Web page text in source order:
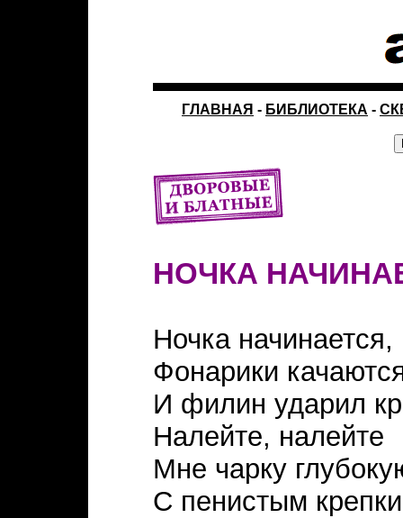
ГЛАВНАЯ - БИБЛИОТЕКА -
НОЧКА
Ночка начинается,
Фонарики
И филин ударил
Налейте, налейте
Мне чарку
С пенистым